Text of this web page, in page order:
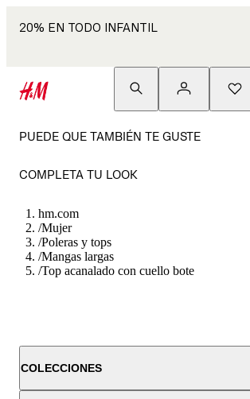
20% EN TODO INFANTIL
PUEDE QUE TAMBIÉN TE GUSTE
COMPLETA TU LOOK
hm.com
/Mujer
/Poleras y tops
/Mangas largas
/Top acanalado con cuello bote
COLECCIONES